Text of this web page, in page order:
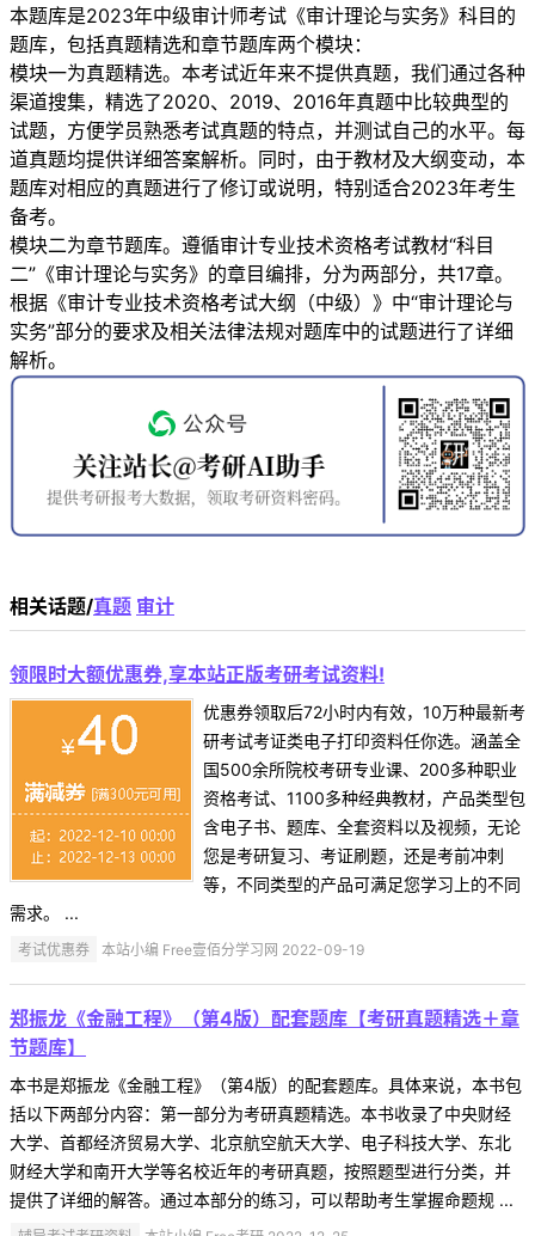
本题库是2023年中级审计师考试《审计理论与实务》科目的
题库，包括真题精选和章节题库两个模块：
模块一为真题精选。本考试近年来不提供真题，我们通过各种
渠道搜集，精选了2020、2019、2016年真题中比较典型的
试题，方便学员熟悉考试真题的特点，并测试自己的水平。每
道真题均提供详细答案解析。同时，由于教材及大纲变动，本
题库对相应的真题进行了修订或说明，特别适合2023年考生
备考。
模块二为章节题库。遵循审计专业技术资格考试教材“科目
二”《审计理论与实务》的章目编排，分为两部分，共17章。
根据《审计专业技术资格考试大纲（中级）》中“审计理论与
实务”部分的要求及相关法律法规对题库中的试题进行了详细
解析。
相关话题/真题 审计
领限时大额优惠券,享本站正版考研考试资料!
优惠券领取后72小时内有效，10万种最新考
研考试考证类电子打印资料任你选。涵盖全
国500余所院校考研专业课、200多种职业
资格考试、1100多种经典教材，产品类型包
含电子书、题库、全套资料以及视频，无论
您是考研复习、考证刷题，还是考前冲刺
等，不同类型的产品可满足您学习上的不同
需求。 ...
考试优惠券 本站小编 Free壹佰分学习网 2022-09-19
郑振龙《金融工程》（第4版）配套题库【考研真题精选＋章
节题库】
本书是郑振龙《金融工程》（第4版）的配套题库。具体来说，本书包
括以下两部分内容：第一部分为考研真题精选。本书收录了中央财经
大学、首都经济贸易大学、北京航空航天大学、电子科技大学、东北
财经大学和南开大学等名校近年的考研真题，按照题型进行分类，并
提供了详细的解答。通过本部分的练习，可以帮助考生掌握命题规 ...